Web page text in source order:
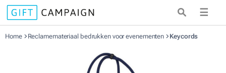
☰
Home Reclamemateriaal bedrukken voor evenementen Keycords